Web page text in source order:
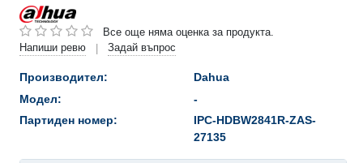
Все още няма оценка за продукта.
Напиши ревю
| Задай въпрос
Производител:
Dahua
Модел:
-
Партиден номер:
IPC-HDBW2841R-ZAS-
27135